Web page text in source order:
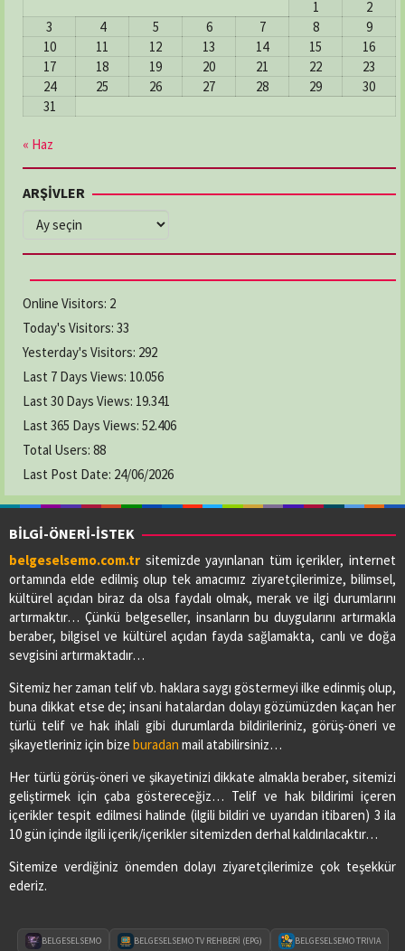
1
2
3
4 5 6 7 8
9
10
11 12 13 14 15
16
17
18 19 20 21 22
23
24
25 26 27 28 29
30
31
« Haz
ARŞİVLER
ARŞİVLER
Online Visitors: 2
Today's Visitors: 33
Yesterday's Visitors: 292
Last 7 Days Views: 10.056
Last 30 Days Views: 19.341
Last 365 Days Views: 52.406
Total Users: 88
Last Post Date: 24/06/2026
BİLGİ-ÖNERİ-İSTEK
belgeselsemo.com.tr sitemizde yayınlanan tüm içerikler, internet
ortamında elde edilmiş olup tek amacımız ziyaretçilerimize, bilimsel,
kültürel açıdan biraz da olsa faydalı olmak, merak ve ilgi durumlarını
artırmaktır… Çünkü belgeseller, insanların bu duygularını artırmakla
beraber, bilgisel ve kültürel açıdan fayda sağlamakta, canlı ve doğa
sevgisini artırmaktadır…
Sitemiz her zaman telif vb. haklara saygı göstermeyi ilke edinmiş olup,
buna dikkat etse de; insani hatalardan dolayı gözümüzden kaçan her
türlü telif ve hak ihlali gibi durumlarda bildirileriniz, görüş-öneri ve
şikayetleriniz için bize buradan mail atabilirsiniz…
Her türlü görüş-öneri ve şikayetinizi dikkate almakla beraber, sitemizi
geliştirmek için çaba göstereceğiz… Telif ve hak bildirimi içeren
içerikler tespit edilmesi halinde (ilgili bildiri ve uyarıdan itibaren) 3 ila
10 gün içinde ilgili içerik/içerikler sitemizden derhal kaldırılacaktır…
Sitemize verdiğiniz önemden dolayı ziyaretçilerimize çok teşekkür
ederiz.
BELGESELSEMO BELGESELSEMO TV REHBERİ (EPG) BELGESELSEMO TRIVIA